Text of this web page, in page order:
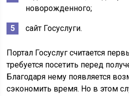
новорожденного;
сайт Госуслуги.
Портал Госуслуг считается
требуется посетить перед
Благодаря нему появляется
сэкономить время. Но в этом